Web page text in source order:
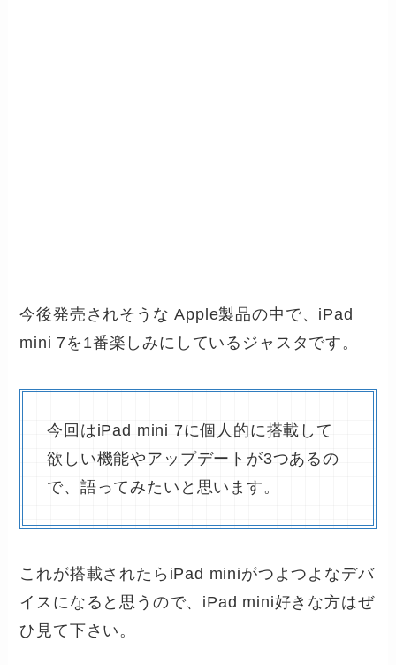
今後発売されそうな Apple製品の中で、iPad
mini 7を1番楽しみにしているジャスタです。
今回はiPad mini 7に個人的に搭載して
欲しい機能やアップデートが3つあるの
で、語ってみたいと思います。
これが搭載されたらiPad miniがつよつよなデバ
イスになると思うので、iPad mini好きな方はぜ
ひ見て下さい。